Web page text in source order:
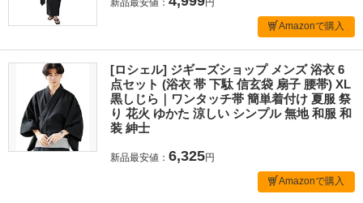
新品最安値： 円
Amazonで購入
[ロシェル] ジギーズショップ メンズ 浴衣 6
点セット (浴衣 帯 下駄 信玄袋 扇子 腰帯) XL
黒しじら｜ワンタッチ帯 簡単着付け 夏服 祭
り 花火 ゆかた 涼しい シンプル 無地 和服 和
装 紳士
新品最安値： 6,325円
Amazonで購入